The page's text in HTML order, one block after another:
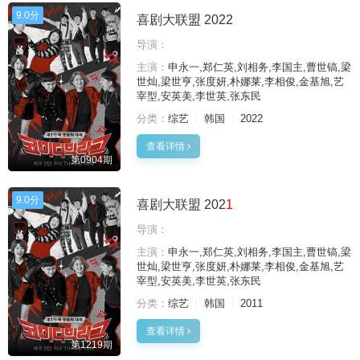
9.0分
第0904期
喜剧大联盟 2022
导演：
主演： 申永一,郑仁英,刘相务,李国主,曹世镐,梁
世灿,梁世亨,张度妍,朴娜莱,李相俊,金基旭,艺
宰型,安英美,李世英,张东民
分类： 综艺 韩国 2022
查看详情
9.0分
第1219期
喜剧大联盟 2021
导演：
主演： 申永一,郑仁英,刘相务,李国主,曹世镐,梁
世灿,梁世亨,张度妍,朴娜莱,李相俊,金基旭,艺
宰型,安英美,李世英,张东民
分类： 综艺 韩国 2011
查看详情